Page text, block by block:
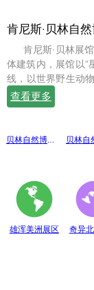
肯尼斯·贝林自
体建筑内，展馆以“
线，以世界野生动
欧、野性非洲、雄
动、穹幕影院、勇
查看更多
贝林自然博物馆趣味互动展区
雄浑美洲展区 奇异